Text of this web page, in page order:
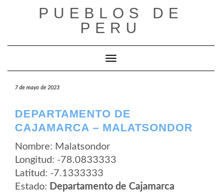
PUEBLOS DE
PERU
Cambiar modo de navegación
7 de mayo de 2023
DEPARTAMENTO DE
CAJAMARCA – MALATSONDOR
Nombre: Malatsondor
Longitud: -78.0833333
Latitud: -7.1333333
Estado: Departamento de Cajamarca